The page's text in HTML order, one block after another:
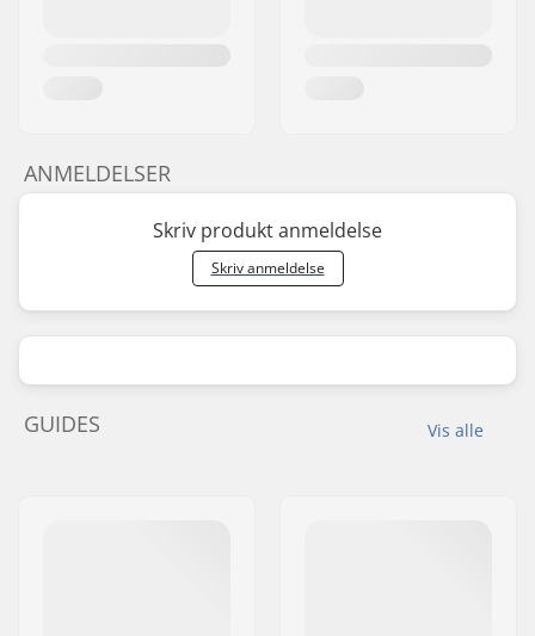
ANMELDELSER
Skriv produkt anmeldelse
Skriv anmeldelse
Vis alle
GUIDES